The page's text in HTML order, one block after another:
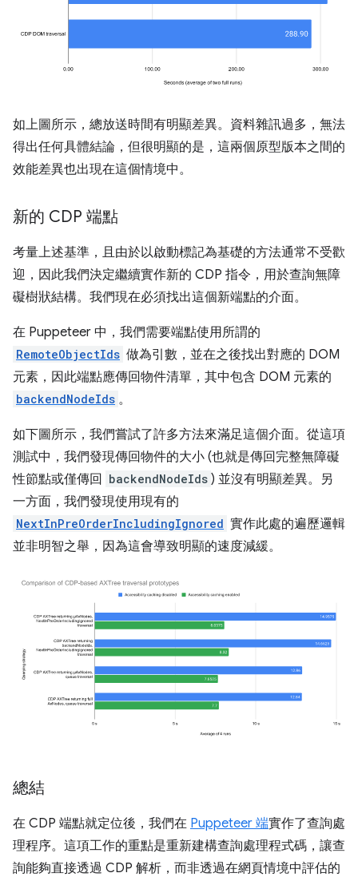
如上圖所示，總放送時間有明顯差異。資料雜訊過多，無法
得出任何具體結論，但很明顯的是，這兩個原型版本之間的
效能差異也出現在這個情境中。
新的 CDP 端點
考量上述基準，且由於以啟動標記為基礎的方法通常不受歡
迎，因此我們決定繼續實作新的 CDP 指令，用於查詢無障
礙樹狀結構。我們現在必須找出這個新端點的介面。
在 Puppeteer 中，我們需要端點使用所謂的
RemoteObjectIds 做為引數，並在之後找出對應的 DOM
元素，因此端點應傳回物件清單，其中包含 DOM 元素的
backendNodeIds 。
如下圖所示，我們嘗試了許多方法來滿足這個介面。從這項
測試中，我們發現傳回物件的大小 (也就是傳回完整無障礙
性節點或僅傳回
backendNodeIds ) 並沒有明顯差異。另
一方面，我們發現使用現有的
NextInPreOrderIncludingIgnored 實作此處的遍歷邏輯
並非明智之舉，因為這會導致明顯的速度減緩。
總結
在 CDP 端點就定位後，我們在 Puppeteer 端實作了查詢處
理程序。這項工作的重點是重新建構查詢處理程式碼，讓查
詢能夠直接透過 CDP 解析，而非透過在網頁情境中評估的